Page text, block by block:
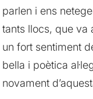
parlen i ens
tants llocs, que va
un fort sentiment
bella i poètica
novament